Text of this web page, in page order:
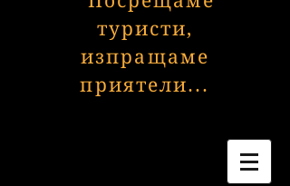
туристи,
изпращаме
приятели...